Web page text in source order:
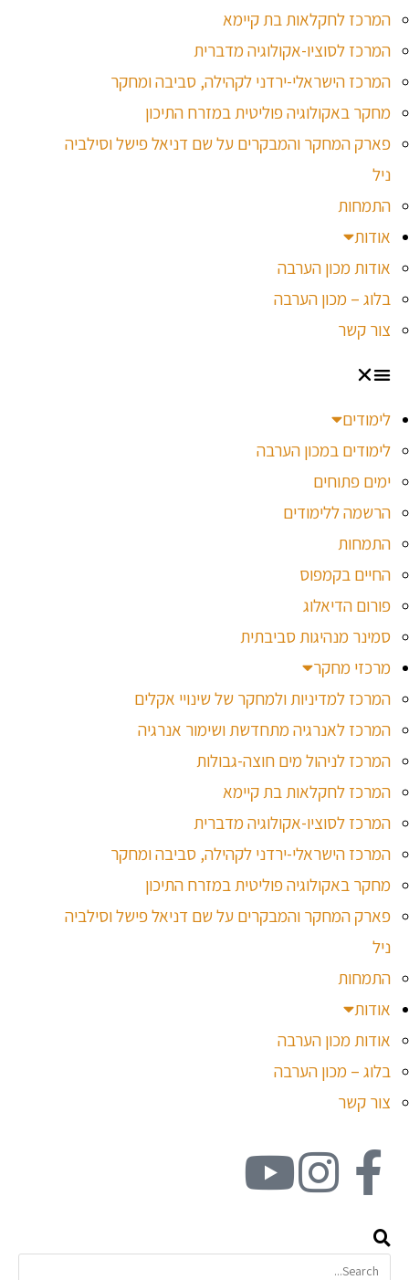
המרכז לחקלאות בת קיימא
המרכז לסוציו-אקולוגיה מדברית
המרכז הישראלי-ירדני לקהילה, סביבה ומחקר
מחקר באקולוגיה פוליטית במזרח התיכון
פארק המחקר והמבקרים על שם דניאל פישל וסילביה
ניל
התמחות
אודות
אודות מכון הערבה
בלוג – מכון הערבה
צור קשר
לימודים
לימודים במכון הערבה
ימים פתוחים
הרשמה ללימודים
התמחות
החיים בקמפוס
פורום הדיאלוג
סמינר מנהיגות סביבתית
מרכזי מחקר
המרכז למדיניות ולמחקר של שינויי אקלים
המרכז לאנרגיה מתחדשת ושימור אנרגיה
המרכז לניהול מים חוצה-גבולות
המרכז לחקלאות בת קיימא
המרכז לסוציו-אקולוגיה מדברית
המרכז הישראלי-ירדני לקהילה, סביבה ומחקר
מחקר באקולוגיה פוליטית במזרח התיכון
פארק המחקר והמבקרים על שם דניאל פישל וסילביה
ניל
התמחות
אודות
אודות מכון הערבה
בלוג – מכון הערבה
צור קשר